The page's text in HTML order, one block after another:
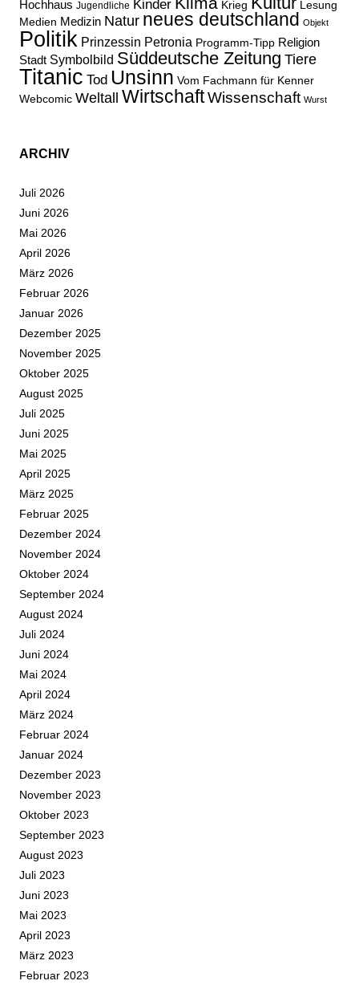
Hochhaus Jugendliche Kinder Krieg
Lesung
Medien Medizin Natur neues deutschland Objekt
Politik Prinzessin Petronia Programm-Tipp Religion
Stadt Symbolbild Süddeutsche Zeitung Tiere
Titanic Tod Unsinn Vom Fachmann für Kenner
Webcomic Weltall WirtschaftWissenschaft Wurst
ARCHIV
Juli 2026
Juni 2026
Mai 2026
April 2026
März 2026
Februar 2026
Januar 2026
Dezember 2025
November 2025
Oktober 2025
August 2025
Juli 2025
Juni 2025
Mai 2025
April 2025
März 2025
Februar 2025
Dezember 2024
November 2024
Oktober 2024
September 2024
August 2024
Juli 2024
Juni 2024
Mai 2024
April 2024
März 2024
Februar 2024
Januar 2024
Dezember 2023
November 2023
Oktober 2023
September 2023
August 2023
Juli 2023
Juni 2023
Mai 2023
April 2023
März 2023
Februar 2023